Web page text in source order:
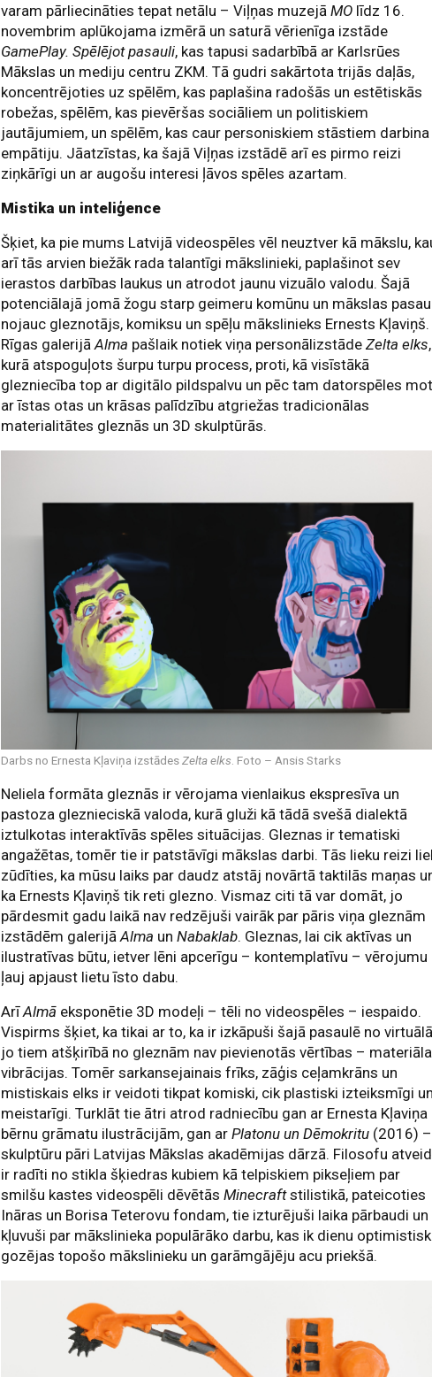
varam pārliecināties tepat netālu – Viļņas muzejāMO līdz 16.
novembrim aplūkojama izmērā un saturā vērienīga izstāde
GamePlay. Spēlējot pasauli, kas tapusi sadarbībā ar Karlsrūes
Mākslas un mediju centru ZKM. Tā gudri sakārtota trijās daļās,
koncentrējoties uz spēlēm, kas paplašina radošās un estētiskās
robežas, spēlēm, kas pievēršas sociāliem un politiskiem
jautājumiem, un spēlēm, kas caur personiskiem stāstiem darbina
empātiju. Jāatzīstas, ka šajā Viļņas izstādē arī es pirmo reizi
ziņkārīgi un ar augošu interesi ļāvos spēles azartam.
Mistika un inteliģence
Šķiet, ka pie mums Latvijā videospēles vēl neuztver kā mākslu,
arī tās arvien biežāk rada talantīgi mākslinieki, paplašinot sev
ierastos darbības laukus un atrodot jaunu vizuālo valodu. Šajā
potenciālajā jomā žogu starp geimeru komūnu un mākslas
nojauc gleznotājs, komiksu un spēļu mākslinieks Ernests Kļaviņš.
Rīgas galerijāAlma pašlaik notiek viņa personālizstādeZelta elks,
kurā atspoguļots šurpu turpu process, proti, kā visīstākā
glezniecība top ar digitālo pildspalvu un pēc tam datorspēles
ar īstas otas un krāsas palīdzību atgriežas tradicionālas
materialitātes gleznās un 3D skulptūrās.
Darbs no Ernesta Kļaviņa izstādesZelta elks . Foto – Ansis Starks
Neliela formāta gleznās ir vērojama vienlaikus ekspresīva un
pastoza gleznieciskā valoda, kurā gluži kā tādā svešā dialektā
iztulkotas interaktīvās spēles situācijas. Gleznas ir tematiski
angažētas, tomēr tie ir patstāvīgi mākslas darbi. Tās lieku reizi
zūdīties, ka mūsu laiks par daudz atstāj novārtā taktilās maņas
ka Ernests Kļaviņš tik reti glezno. Vismaz citi tā var domāt, jo
pārdesmit gadu laikā nav redzējuši vairāk par pāris viņa gleznām
izstādēm galerijāAlma unNabaklab. Gleznas, lai cik aktīvas un
ilustratīvas būtu, ietver lēni apcerīgu – kontemplatīvu – vērojumu
ļauj apjaust lietu īsto dabu.
ArīAlmā eksponētie 3D modeļi – tēli no videospēles – iespaido.
Vispirms šķiet, ka tikai ar to, ka ir izkāpuši šajā pasaulē no
jo tiem atšķirībā no gleznām nav pievienotās vērtības – materiāla
vibrācijas. Tomēr sarkansejainais frīks, zāģis ceļamkrāns un
mistiskais elks ir veidoti tikpat komiski, cik plastiski izteiksmīgi un
meistarīgi. Turklāt tie ātri atrod radniecību gan ar Ernesta Kļaviņa
bērnu grāmatu ilustrācijām, gan arPlatonu un Dēmokritu (2016) –
skulptūru pāri Latvijas Mākslas akadēmijas dārzā. Filosofu
ir radīti no stikla šķiedras kubiem kā telpiskiem pikseļiem par
smilšu kastes videospēli dēvētāsMinecraftstilistikā, pateicoties
Ināras un Borisa Teterovu fondam, tie izturējuši laika pārbaudi un
kļuvuši par mākslinieka populārāko darbu, kas ik dienu
gozējas topošo mākslinieku un garāmgājēju acu priekšā.